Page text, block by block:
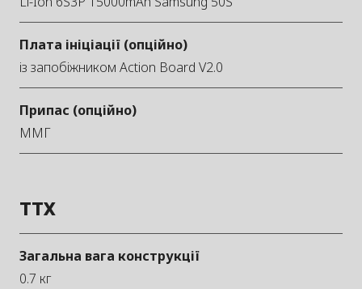
Плата ініціації (опційно)
із запобіжником Action Board V2.0
Припас (опційно)
ММГ
TTX
Загальна вага конструкції
0.7 кг